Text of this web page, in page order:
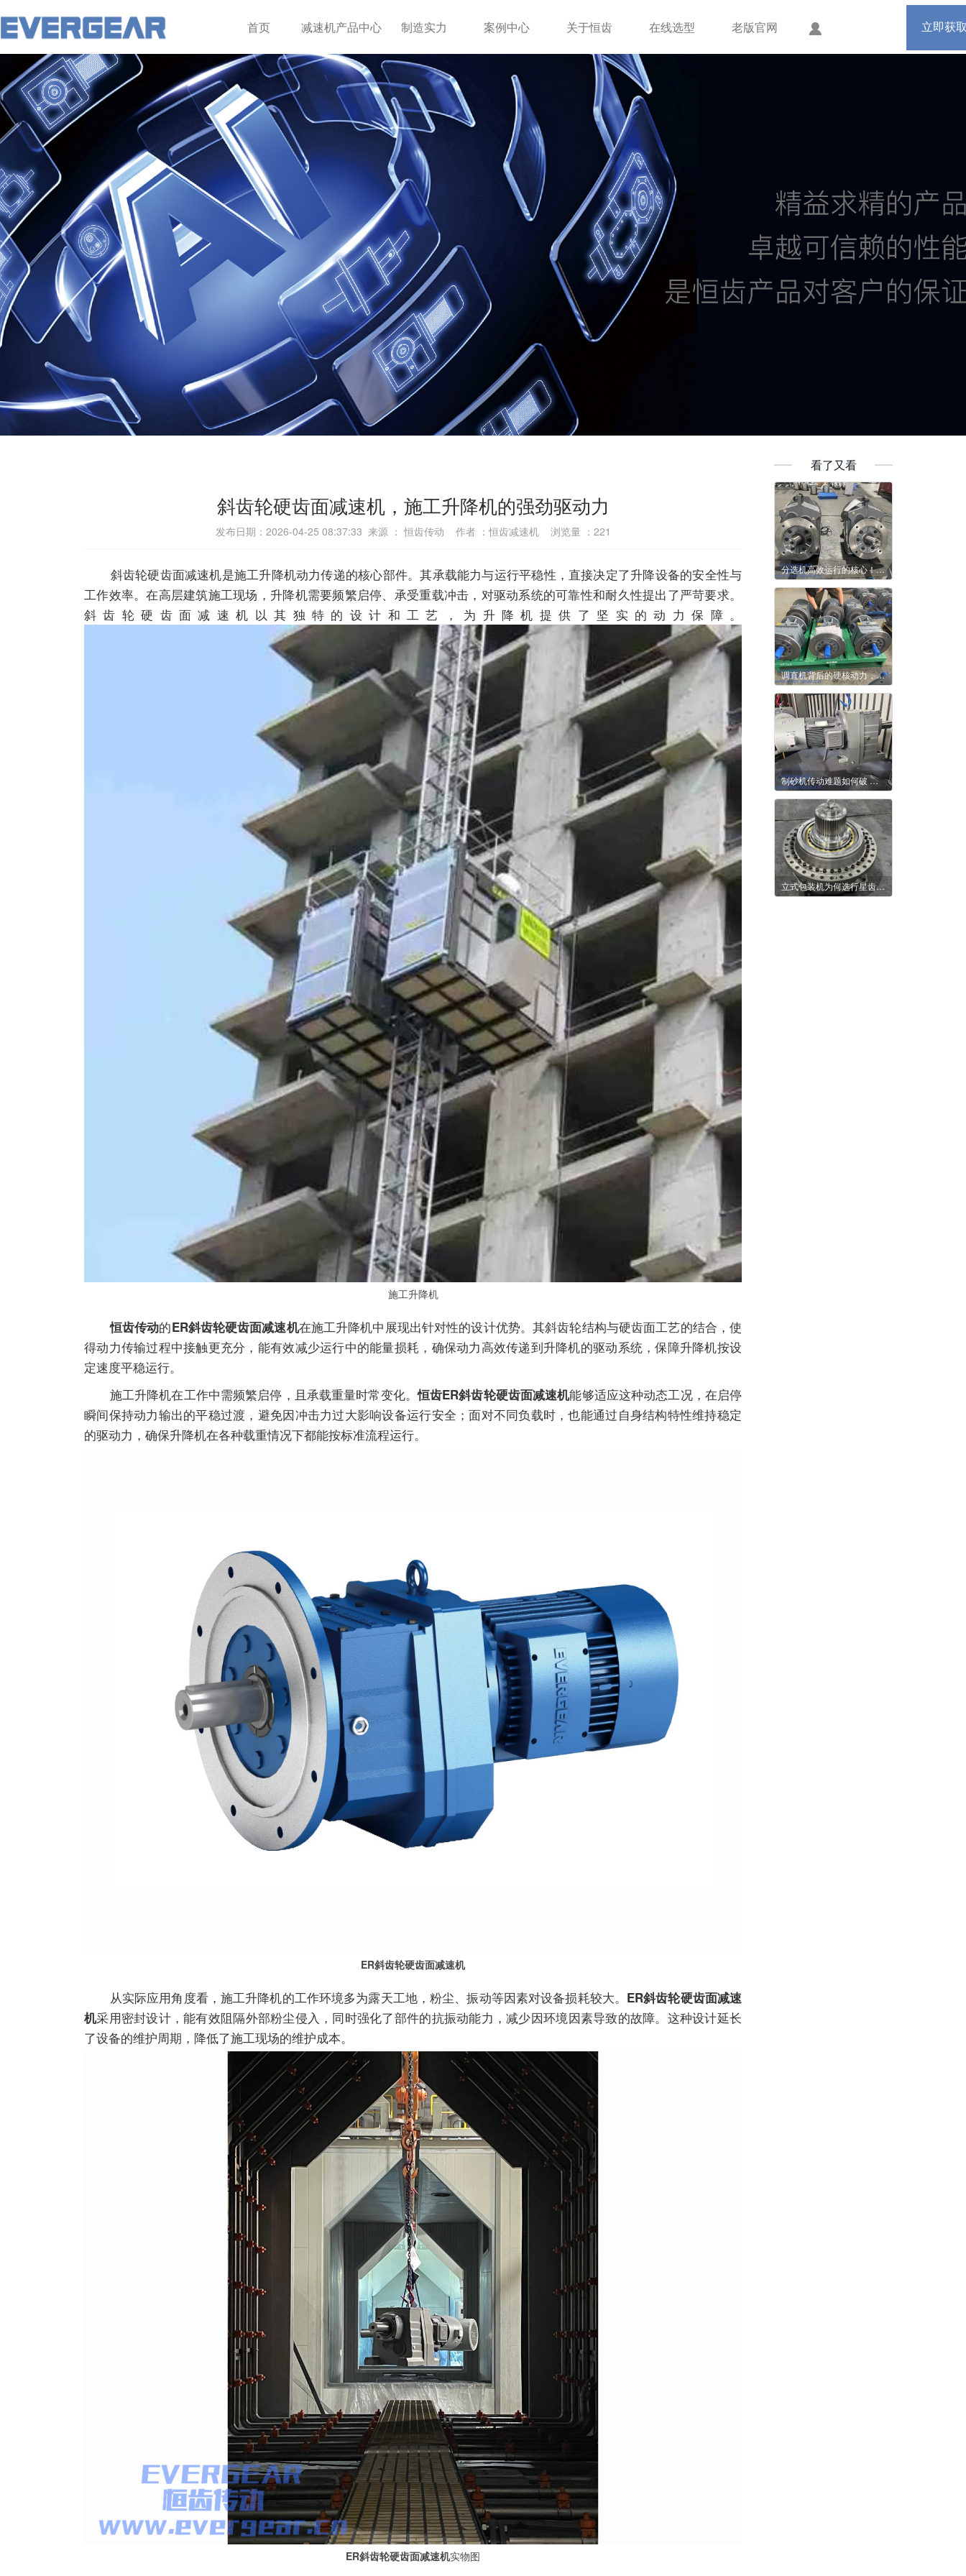
首页
减速机产品中心 制造实力 案例中心 关于恒齿 在线选型 老版官网 立即获
斜齿轮硬齿面减速机，施工升降机的强劲驱动力
发布日期：2026-04-25 08:37:33 来源 ： 恒齿传动 作者 ：恒齿减速机 浏览量 ： 221
斜齿轮硬齿面减速机是施工升降机动力传递的核心部件。其承载能力与运行平稳性，直接决定了升降设备的安全性与
工作效率。在高层建筑施工现场，升降机需要频繁启停、承受重载冲击，对驱动系统的可靠性和耐久性提出了严苛要求。
斜齿轮硬齿面减速机 以其独特的设计和工艺，为升降机提供了坚实的动力保障。
施工升降机
恒齿传动的ER斜齿轮硬齿面减速机在施工升降机中展现出针对性的设计优势。其斜齿轮结构与硬齿面工艺的结合，使
得动力传输过程中接触更充分，能有效减少运行中的能量损耗，确保动力高效传递到升降机的驱动系统，保障升降机按设
定速度平稳运行。
施工升降机在工作中需频繁启停，且承载重量时常变化。恒齿ER斜齿轮硬齿面减速机能够适应这种动态工况，在启停
瞬间保持动力输出的平稳过渡，避免因冲击力过大影响设备运行安全；面对不同负载时，也能通过自身结构特性维持稳定
的驱动力，确保升降机在各种载重情况下都能按标准流程运行。
ER斜齿轮硬齿面减速机
从实际应用角度看，施工升降机的工作环境多为露天工地，粉尘、振动等因素对设备损耗较大。 ER斜齿轮硬齿面减速
机采用密封设计，能有效阻隔外部粉尘侵入，同时强化了部件的抗振动能力，减少因环境因素导致的故障。这种设计延长
了设备的维护周期，降低了施工现场的维护成本。
ER斜齿轮硬齿面减速机实物图
看了又看
分选机高效运行的核心！恒齿减速机实力出圈
调直机背后的硬核动力，你了解多少？
制砂机传动难题如何破 减速机给出实用答案
立式包装机为何选行星齿轮减速机？